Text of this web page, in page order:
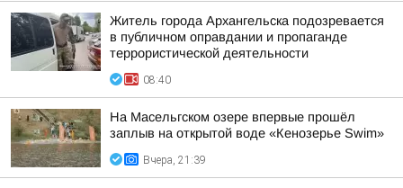
Житель города Архангельска подозревается
в публичном оправдании и пропаганде
террористической деятельности
08:40
На Масельгском озере впервые прошёл
заплыв на открытой воде «Кенозерье Swim»
Вчера, 21:39